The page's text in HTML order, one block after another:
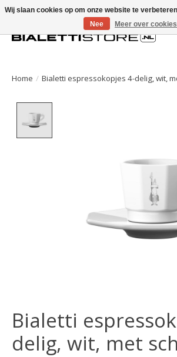
Home / Bialetti espressokopjes 4-delig, wit,
Bialetti
delig, wit, met
Wij slaan cookies op om onze website te
Nee
Meer over